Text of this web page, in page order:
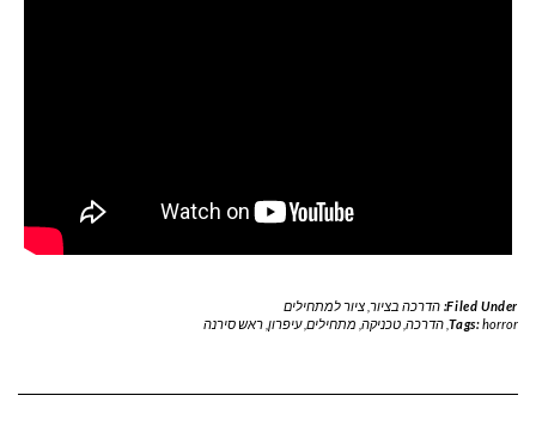
Filed Under: הדרכה בציור, ציור למתחילים
Tags:horror
, הדרכה, טכניקה, מתחילים,עיפרון, ראש סירנה